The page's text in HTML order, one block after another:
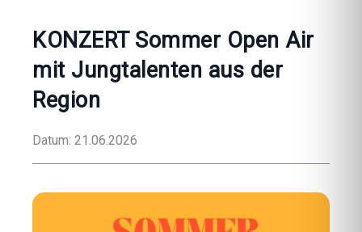
KONZERT Sommer Open Air
mit Jungtalenten aus der
Region
Datum: 21.06.2026